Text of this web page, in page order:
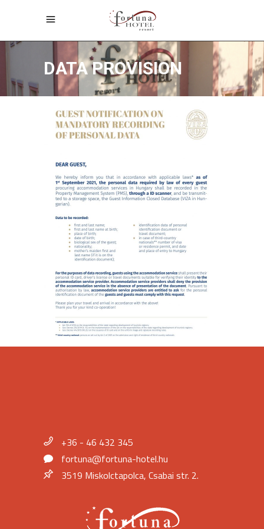
DATA PROVISION
+36 - 46 432 345
fortuna@fortuna-hotel.hu
3519 Miskolctapolca, Csabai str. 2.